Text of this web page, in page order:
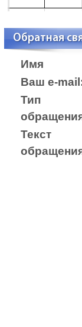
Обратная
Имя
Ваш e-
Тип
Текст